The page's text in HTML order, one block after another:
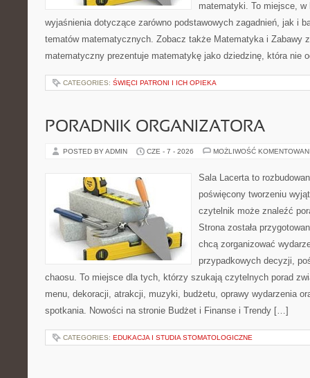
matematyki. To miejsce,
wyjaśnienia dotyczące zarówno podstawowych zagadnień, jak i
tematów matematycznych. Zobacz także Matematyka i Zabawy
matematyczny prezentuje matematykę jako dziedzinę, która nie
CATEGORIES: ŚWIĘCI PATRONI I ICH OPIEKA
PORADNIK ORGANIZATORA
POSTED BY ADMIN CZE - 7 - 2026 MOŻLIWOŚĆ
Sala Lacerta to
poświęcony tworzeniu
czytelnik może znaleźć
Strona została
chcą zorganizować
przypadkowych decyzji,
chaosu. To miejsce dla tych, którzy szukają czytelnych porad
menu, dekoracji, atrakcji, muzyki, budżetu, oprawy wydarzenia
spotkania. Nowości na stronie Budżet i Finanse i Trendy […]
CATEGORIES: EDUKACJA I STUDIA STOMATOLOGICZNE